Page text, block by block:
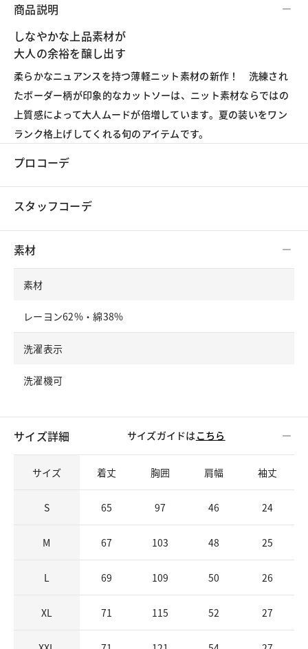
商品説明
しなやかな上品素材が
大人の余裕を醸し出す
柔らかなニュアンスを持つ薄軽ニット素材の新作！　洗練され
たボーダー柄が印象的なカットソーは、ニット素材ならではの
上質感によって大人ムードが倍増しています。夏の装いをワン
ランク格上げしてくれる旬のアイテムです。
プロコーデ
スタッフコーデ
素材
素材
レーヨン62%・綿38%
洗濯表示
洗濯機可
サイズ詳細 サイズガイドはこちら
サイズ 着丈 胸囲 肩幅 袖丈
S 65 97 46 24
M 67 103 48 25
L 69 109 50 26
XL 71 115 52 27